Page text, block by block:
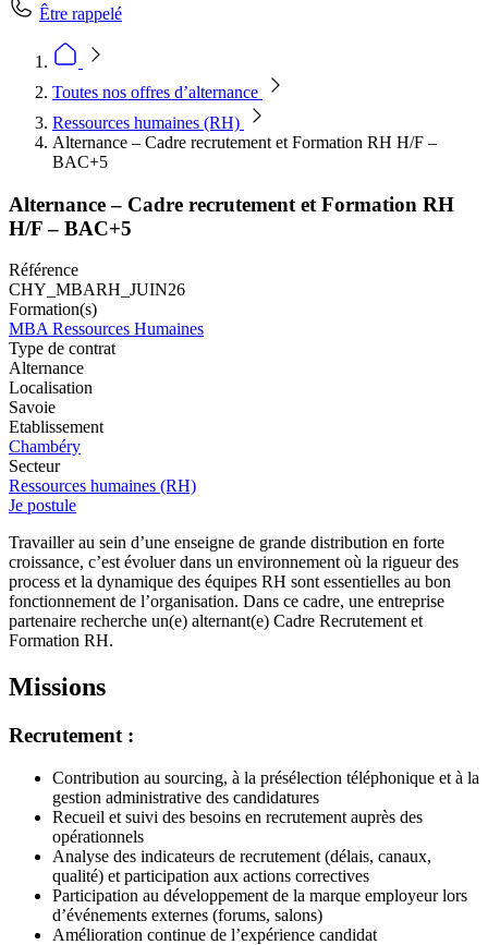
Être rappelé
Toutes nos offres d’alternance
Ressources humaines (RH)
Alternance – Cadre recrutement et Formation RH H/F –
BAC+5
Alternance – Cadre recrutement et Formation RH
H/F – BAC+5
Référence
CHY_MBARH_JUIN26
Formation(s)
MBA Ressources Humaines
Type de contrat
Alternance
Localisation
Savoie
Etablissement
Chambéry
Secteur
Ressources humaines (RH)
Je postule
Travailler au sein d’une enseigne de grande distribution en forte
croissance, c’est évoluer dans un environnement où la rigueur des
process et la dynamique des équipes RH sont essentielles au bon
fonctionnement de l’organisation. Dans ce cadre, une entreprise
partenaire recherche un(e) alternant(e) Cadre Recrutement et
Formation RH.
Missions
Recrutement :
Contribution au sourcing, à la présélection téléphonique et à la
gestion administrative des candidatures
Recueil et suivi des besoins en recrutement auprès des
opérationnels
Analyse des indicateurs de recrutement (délais, canaux,
qualité) et participation aux actions correctives
Participation au développement de la marque employeur lors
d’événements externes (forums, salons)
Amélioration continue de l’expérience candidat